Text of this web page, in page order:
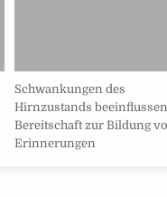
Schwankungen des
Hirnzustands
Bereitschaft zur Bildung
Erinnerungen